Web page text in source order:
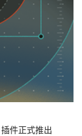
件正式推出